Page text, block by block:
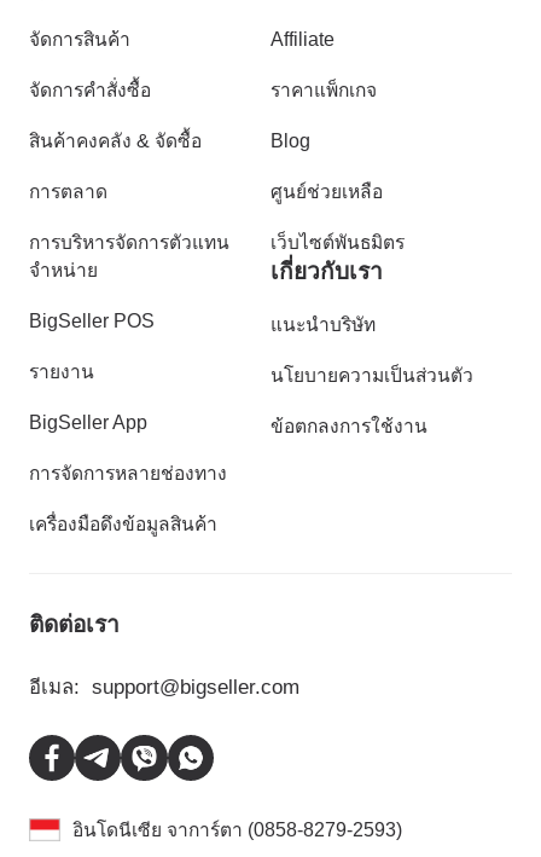
จัดการสินค้า
จัดการคำสั่งซื้อ
สินค้าคงคลัง & จัดซื้อ
การตลาด
การบริหารจัดการตัวแทน
จำหน่าย
BigSeller POS
รายงาน
BigSeller App
การจัดการหลายช่องทาง
เครื่องมือดึงข้อมูลสินค้า
Affiliate
ราคาแพ็กเกจ
Blog
ศูนย์ช่วยเหลือ
เว็บไซต์พันธมิตร
เกี่ยวกับเรา
แนะนำบริษัท
นโยบายความเป็นส่วนตัว
ข้อตกลงการใช้งาน
ติดต่อเรา
อีเมล: support@bigseller.com
อินโดนีเซีย จาการ์ตา (0858-8279-2593)